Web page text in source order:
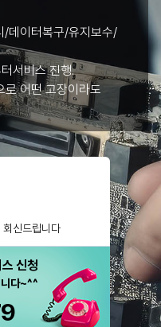
/데이터복구/유지보수/
서비스 진행.
어떤 고장이라도
회신드립니다
신청
니다~^^